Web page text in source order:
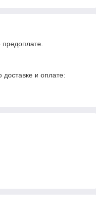
предоплате.
и оплате: